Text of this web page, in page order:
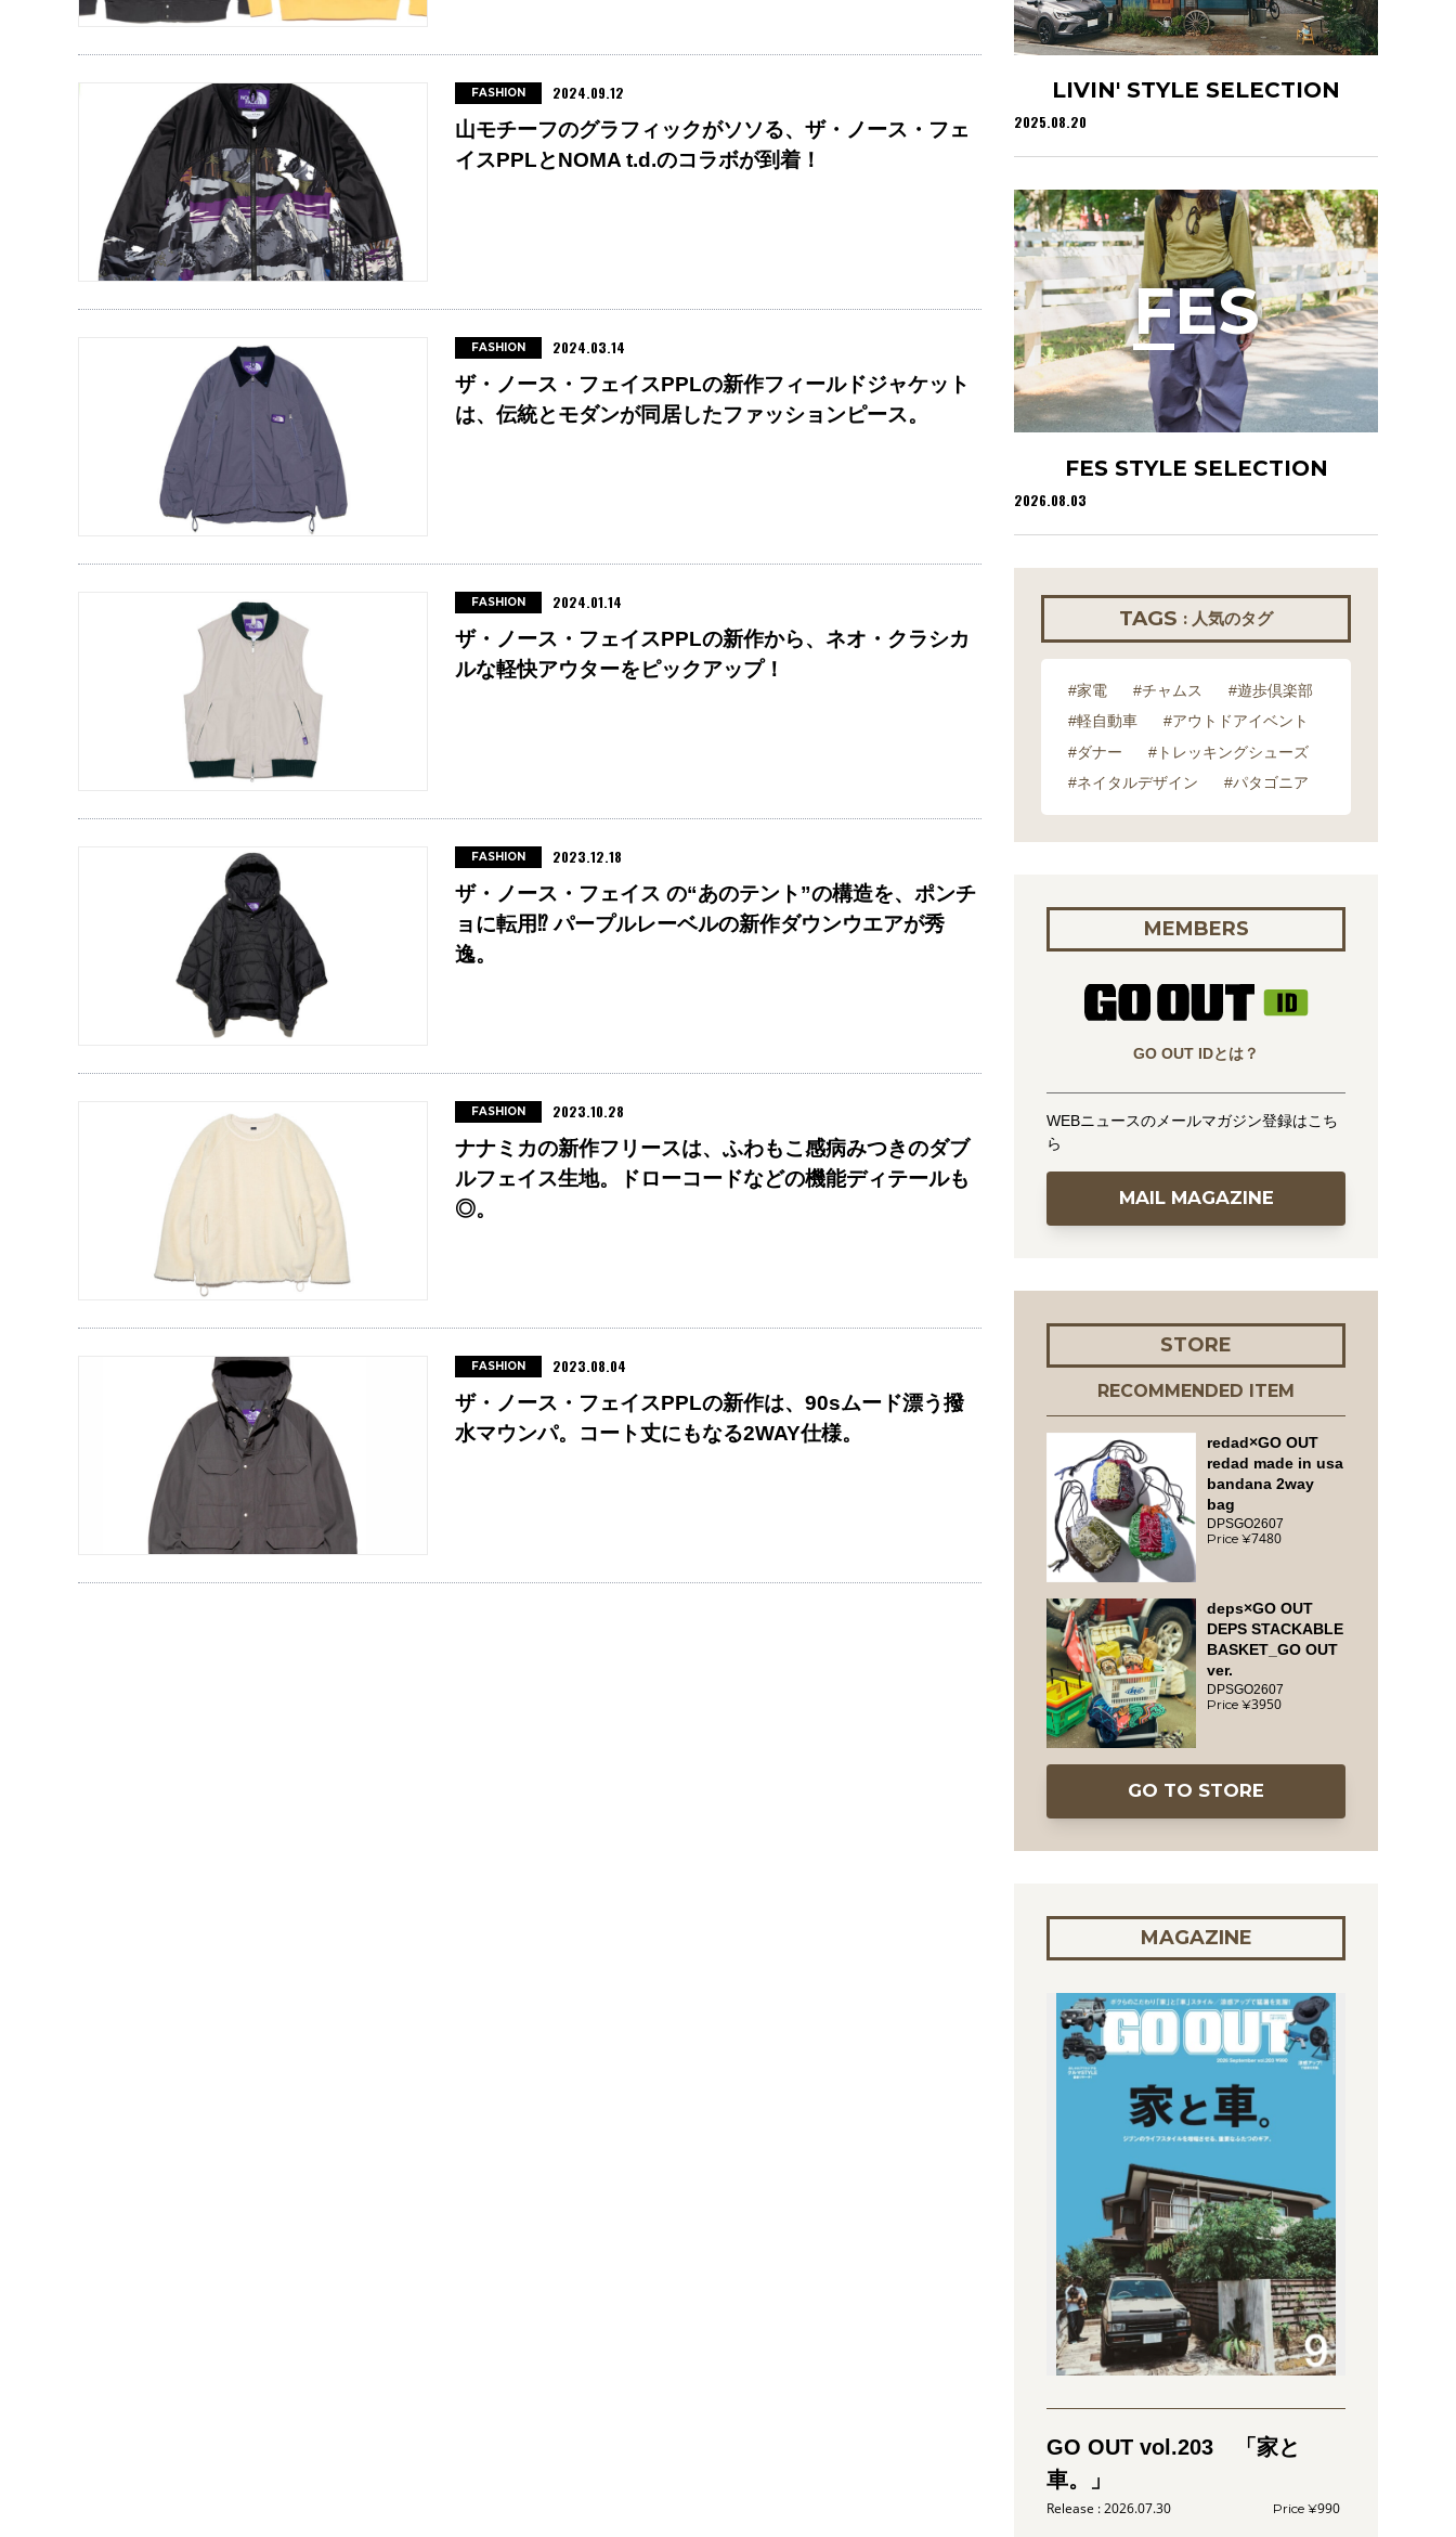
山モチーフのグラフィックがソソる、ザ・ノース・フェ
イスPPLとNOMA t.d.のコラボが到着！
FASHION 2024.09.12
ザ・ノース・フェイスPPLの新作フィールドジャケット
は、伝統とモダンが同居したファッションピース。
FASHION 2024.03.14
ザ・ノース・フェイスPPLの新作から、ネオ・クラシカ
ルな軽快アウターをピックアップ！
FASHION 2024.01.14
ザ・ノース・フェイス の“あのテント”の構造を、ポンチ
ョに転用⁉︎ パープルレーベルの新作ダウンウエアが秀
逸。
FASHION 2023.12.18
ナナミカの新作フリースは、ふわもこ感病みつきのダブ
ルフェイス生地。ドローコードなどの機能ディテールも
◎。
FASHION 2023.10.28
ザ・ノース・フェイスPPLの新作は、90sムード漂う撥
水マウンパ。コート丈にもなる2WAY仕様。
FASHION 2023.08.04
LIVIN' STYLE SELECTION
2025.08.20
FES STYLE SELECTION
2026.08.03
FES
TAGS : 人気のタグ
#家電 #チャムス
#遊歩倶楽部
#軽自動車
#アウトドアイベント
#ダナー
#トレッキングシューズ
#ネイタルデザイン
#パタゴニア
MEMBERS
GO OUT IDとは？
WEBニュースのメールマガジン登録はこち
ら
MAIL MAGAZINE
STORE
RECOMMENDED ITEM
redad×GO OUT
redad made in usa
bandana 2way
bag
DPSGO2607
7480
deps×GO OUT
DEPS STACKABLE
BASKET_GO OUT
ver.
DPSGO2607
3950
GO TO STORE
MAGAZINE
GO OUT vol.203 「家と
車。」
2026.07.30 990